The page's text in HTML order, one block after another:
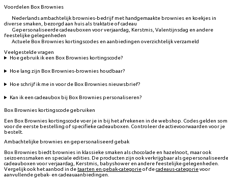
Voordelen Box Brownies
Nederlands ambachtelijk brownies-bedrijf met handgemaakte brownies en koekjes in
diverse smaken, bezorgd aan huis als traktatie of cadeau
Gepersonaliseerde cadeauboxen voor verjaardag, Kerstmis, Valentijnsdag en andere
feestelijke gelegenheden
Actuele Box Brownies kortingscodes en aanbiedingen overzichtelijk verzameld
Veelgestelde vragen
Hoe gebruik ik een Box Brownies kortingscode?
Hoe lang zijn Box Brownies-brownies houdbaar?
Hoe schrijf ik me in voor de Box Brownies nieuwsbrief?
Kan ik een cadeaubox bij Box Brownies personaliseren?
Box Brownies kortingscode gebruiken
Een Box Brownies kortingscode voer je in bij het afrekenen in de webshop. Codes gelden
voor de eerste bestelling of specifieke cadeauboxen. Controleer de actievoorwaarden voor je
bestelt.
Ambachtelijke brownies en gepersonaliseerd gebak
Box Brownies biedt brownies in klassieke smaken als chocolade en hazelnoot, maar ook
seizoenssmaken en speciale edities. De producten zijn ook verkrijgbaar als gepersonaliseerde
cadeauboxen voor verjaardag, Kerstmis, babyshower en andere feestelijke gelegenheden.
Vergelijk ook het aanbod in de taarten en gebak-categorieof decadeaus-categorievoor
aanvullende gebak- en cadeauaanbiedingen.